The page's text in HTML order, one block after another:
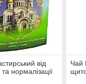
від
та нормалізації
Чай